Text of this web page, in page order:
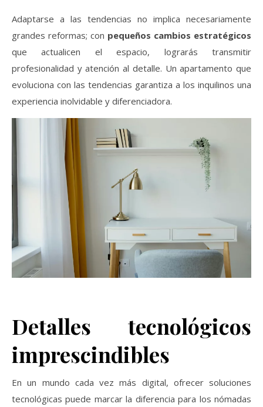
Adaptarse a las tendencias no implica necesariamente
grandes reformas; con pequeños cambios estratégicos
que actualicen el espacio, lograrás transmitir
profesionalidad y atención al detalle. Un apartamento que
evoluciona con las tendencias garantiza a los inquilinos una
experiencia inolvidable y diferenciadora.
Detalles tecnológicos
imprescindibles
En un mundo cada vez más digital, ofrecer soluciones
tecnológicas puede marcar la diferencia para los nómadas